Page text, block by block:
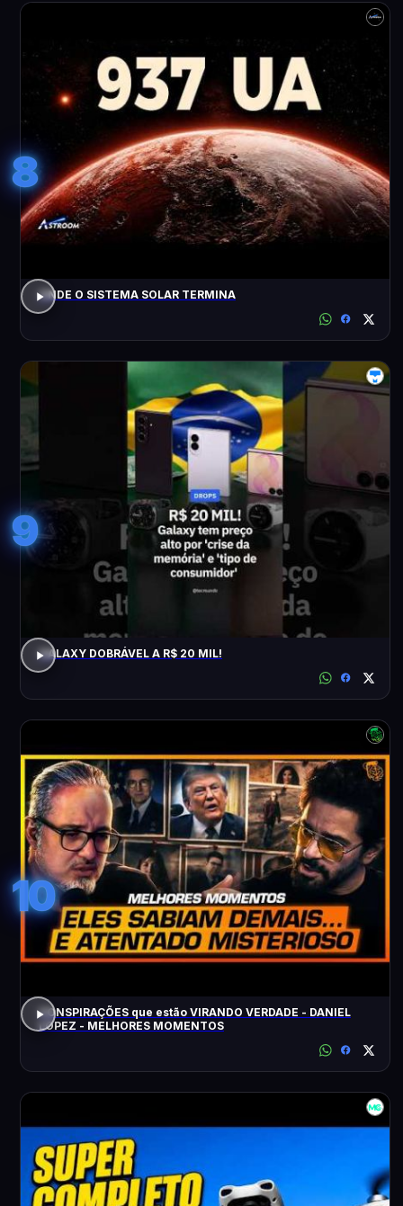
8
ONDE O SISTEMA SOLAR TERMINA
9
GALAXY DOBRÁVEL A R$ 20 MIL!
10
CONSPIRAÇÕES que estão VIRANDO VERDADE - DANIEL
LOPEZ - MELHORES MOMENTOS